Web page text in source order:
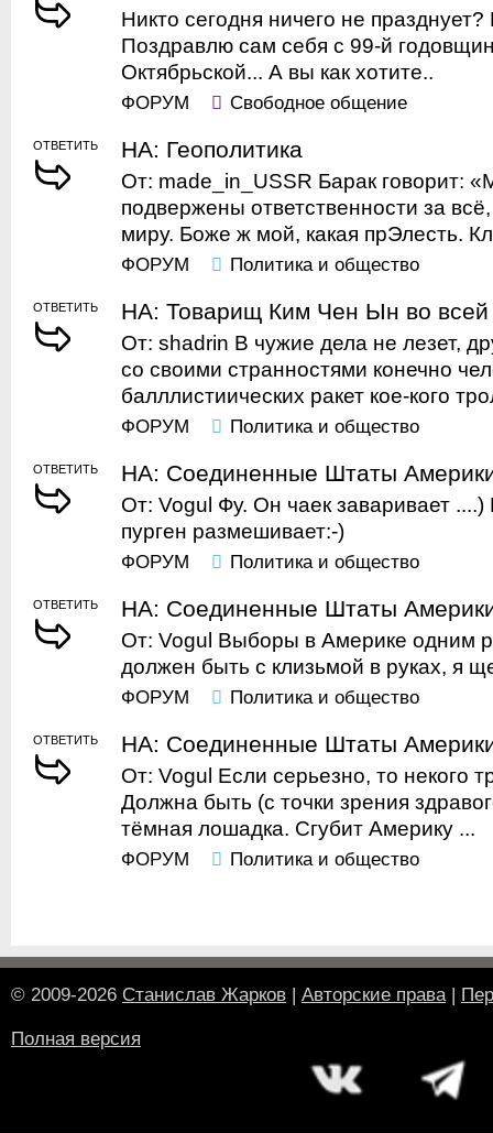
Никто сегодня ничего не
Поздравлю сам себя с 99-й
Октябрьской... А вы как хотите..
ФОРУМ Свободное общение
ОТВЕТИТЬ НА: Геополитика
От: made_in_USSR Барак говорит:
подвержены ответственности за
миру. Боже ж мой, какая прЭлесть.
ФОРУМ Политика и общество
ОТВЕТИТЬ НА: Товарищ Ким Чен Ын во всей
От: shadrin В чужие дела не лезет,
со своими странностями конечно
балллистиических ракет кое-кого
ФОРУМ Политика и общество
ОТВЕТИТЬ НА: Соединенные Штаты
От: Vogul Фу. Он чаек заваривает
пурген размешивает:-)
ФОРУМ Политика и общество
ОТВЕТИТЬ НА: Соединенные Штаты
От: Vogul Выборы в Америке одним
должен быть с клизьмой в руках, я
ФОРУМ Политика и общество
ОТВЕТИТЬ НА: Соединенные Штаты
От: Vogul Если серьезно, то некого
Должна быть (с точки зрения
тёмная лошадка. Сгубит Америку ...
ФОРУМ Политика и общество
© 2009-2026 Станислав Жарков | Авторские права|
Полная версия